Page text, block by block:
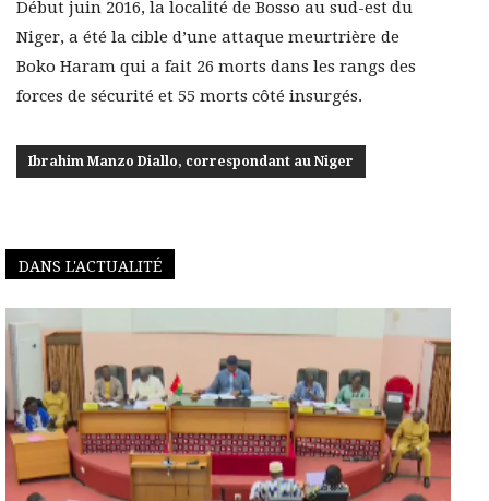
Début juin 2016, la localité de Bosso au sud-est du
Niger, a été la cible d’une attaque meurtrière de
Boko Haram qui a fait 26 morts dans les rangs des
forces de sécurité et 55 morts côté insurgés.
Ibrahim Manzo Diallo, correspondant au Niger
DANS L'ACTUALITÉ